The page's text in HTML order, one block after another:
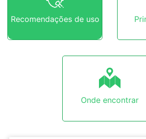
Recomendações de uso
Onde encontrar